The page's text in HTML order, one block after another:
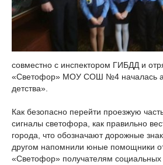
совместно с инспектором ГИБДД и
«Светофор» МОУ СОШ №4 началась
детства».
Как безопасно перейти проезжую
сигналы светофора, как правильно
города, что обозначают дорожные
другом напомнили юные помощники
«Светофор» получателям социальных